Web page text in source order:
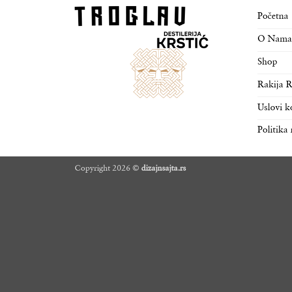
Početna
O Nama
Shop
Rakija
Uslovi
Politika
Copyright 2026 © dizajnsajta.rs